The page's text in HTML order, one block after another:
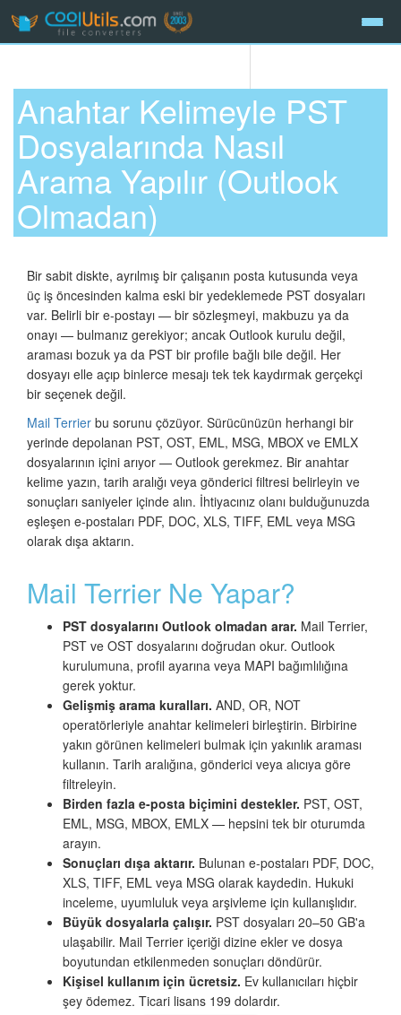
Anahtar Kelimeyle PST
Dosyalarında Nasıl
Arama Yapılır (Outlook
Olmadan)
Bir sabit diskte, ayrılmış bir çalışanın posta kutusunda veya
üç iş öncesinden kalma eski bir yedeklemede PST dosyaları
var. Belirli bir e-postayı — bir sözleşmeyi, makbuzu ya da
onayı — bulmanız gerekiyor; ancak Outlook kurulu değil,
araması bozuk ya da PST bir profile bağlı bile değil. Her
dosyayı elle açıp binlerce mesajı tek tek kaydırmak gerçekçi
bir seçenek değil.
Mail Terrier bu sorunu çözüyor. Sürücünüzün herhangi bir
yerinde depolanan PST, OST, EML, MSG, MBOX ve EMLX
dosyalarının içini arıyor — Outlook gerekmez. Bir anahtar
kelime yazın, tarih aralığı veya gönderici filtresi belirleyin ve
sonuçları saniyeler içinde alın. İhtiyacınız olanı bulduğunuzda
eşleşen e-postaları PDF, DOC, XLS, TIFF, EML veya MSG
olarak dışa aktarın.
Mail Terrier Ne Yapar?
PST dosyalarını Outlook olmadan arar. Mail Terrier,
PST ve OST dosyalarını doğrudan okur. Outlook
kurulumuna, profil ayarına veya MAPI bağımlılığına
gerek yoktur.
Gelişmiş arama kuralları. AND, OR, NOT
operatörleriyle anahtar kelimeleri birleştirin. Birbirine
yakın görünen kelimeleri bulmak için yakınlık araması
kullanın. Tarih aralığına, gönderici veya alıcıya göre
filtreleyin.
Birden fazla e-posta biçimini destekler. PST, OST,
EML, MSG, MBOX, EMLX — hepsini tek bir oturumda
arayın.
Sonuçları dışa aktarır. Bulunan e-postaları PDF, DOC,
XLS, TIFF, EML veya MSG olarak kaydedin. Hukuki
inceleme, uyumluluk veya arşivleme için kullanışlıdır.
Büyük dosyalarla çalışır. PST dosyaları 20–50 GB'a
ulaşabilir. Mail Terrier içeriği dizine ekler ve dosya
boyutundan etkilenmeden sonuçları döndürür.
Kişisel kullanım için ücretsiz. Ev kullanıcıları hiçbir
şey ödemez. Ticari lisans 199 dolardır.